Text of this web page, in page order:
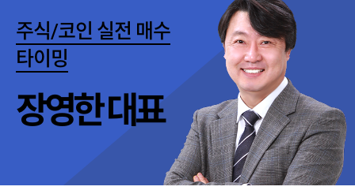
곽영훈(주식실전)
이춘광(주식입문)
윤여민(주식기초)
김선형(한·미주식)
주식/코인실전매수
타이밍
장영한대표